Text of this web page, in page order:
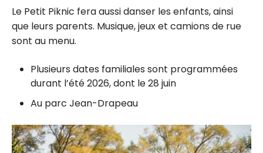
Le Petit Piknic fera aussi danser les enfants, ainsi
que leurs parents. Musique, jeux et camions de rue
sont au menu.
Plusieurs dates familiales sont programmées
durant l’été 2026, dont le 28 juin
Au parc Jean-Drapeau